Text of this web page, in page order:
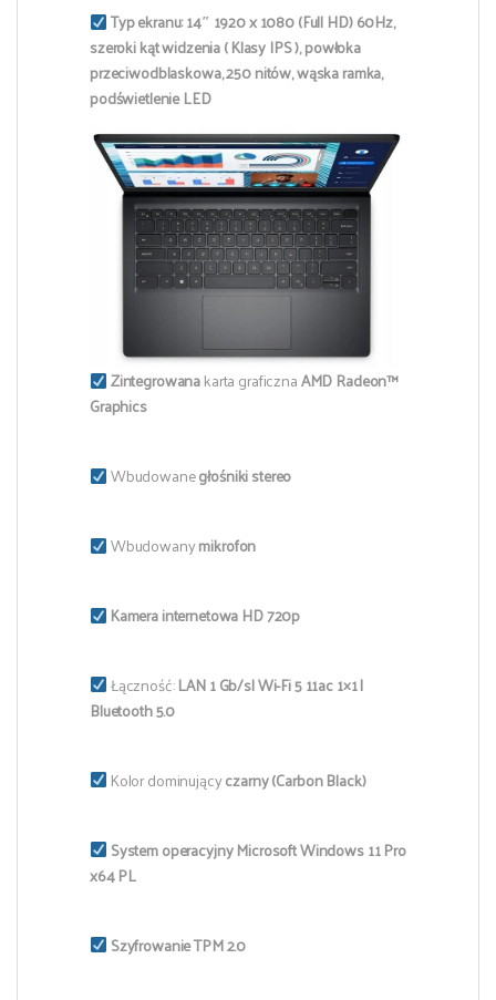
Typ ekranu:14″ 1920 x 1080 (Full HD) 60Hz,
szeroki kąt widzenia ( Klasy IPS ), powłoka
przeciwodblaskowa, 250 nitów, wąska ramka,
podświetlenie LED
Zintegrowanakarta graficznaAMD Radeon™
Graphics
Wbudowanegłośniki stereo
Wbudowanymikrofon
Kamera internetowa HD 720p
Łączność:LAN 1 Gb/s| Wi-Fi 5 11ac 1×1 |
Bluetooth 5.0
Kolor dominującyczarny (Carbon Black)
System operacyjny Microsoft Windows 11 Pro
x64 PL
Szyfrowanie TPM 2.0